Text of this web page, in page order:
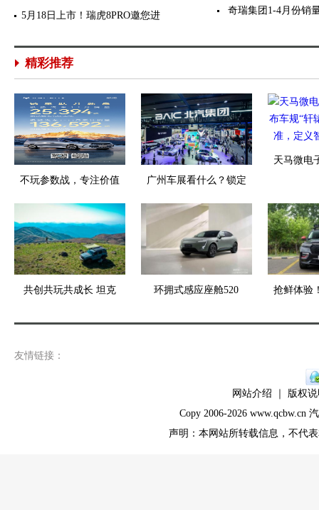
5月18日上市！瑞虎8PRO邀您进
奇瑞集团1-4月份销
精彩推荐
不玩参数战，专注价值 广州车展看什么？锁定
天马微电
共创共玩共成长 坦克 环拥式感应座舱520 抢鲜体验
友情链接：
网站介绍 ｜ 版权
Copy 2006-2026 www.qcbw.cn
声明：本网站所转载信息，不代